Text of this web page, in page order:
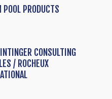
POOL PRODUCTS
CONSULTING
/ ROCHEUX